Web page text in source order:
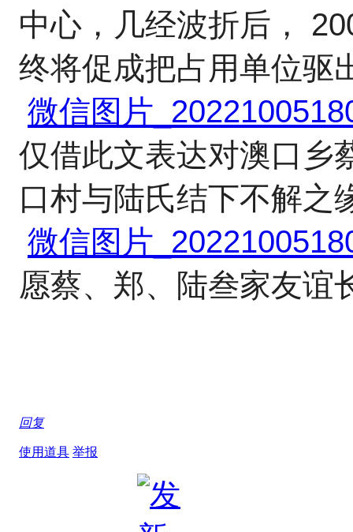
中心，几经波折后，
终将促成把占用单位驱
微信图片
仅借此文表达对澳口乡
口村与陆氏结下不解之
微信图片
愿蔡、郑、陆叁家友谊
回复
使用道具 举报